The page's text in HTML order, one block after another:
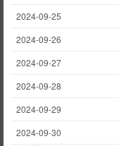
2024-09-25
2024-09-26
2024-09-27
2024-09-28
2024-09-29
2024-09-30